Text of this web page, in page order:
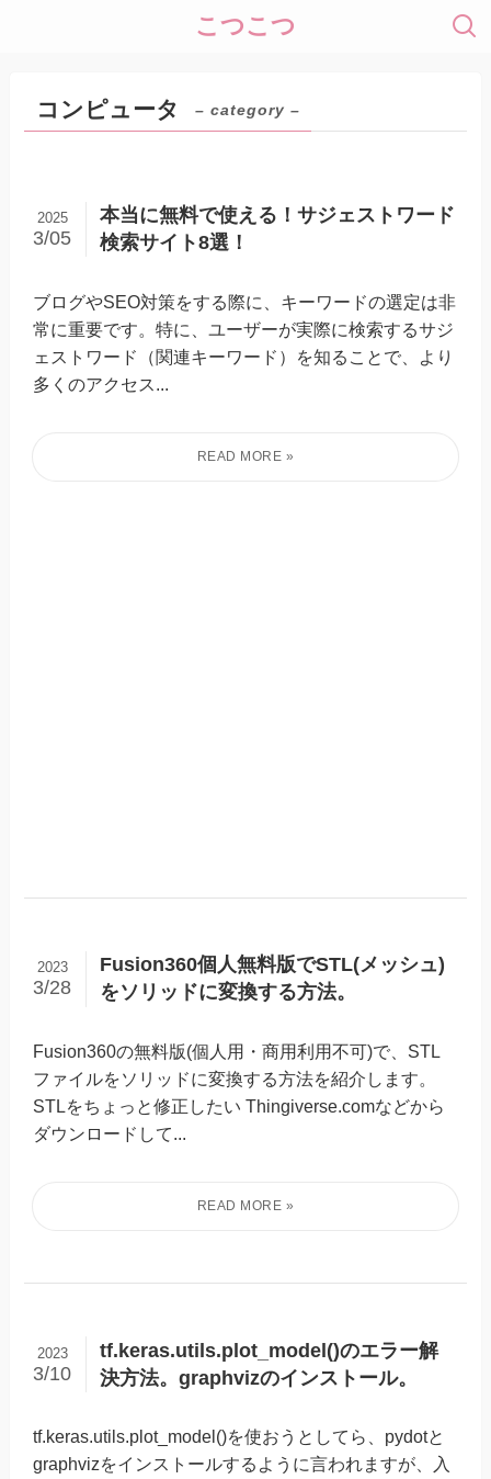
こつこつ
コンピュータ – category –
本当に無料で使える！サジェストワード
検索サイト8選！
2025
3/05
ブログやSEO対策をする際に、キーワードの選定は非
常に重要です。特に、ユーザーが実際に検索するサジ
ェストワード（関連キーワード）を知ることで、より
多くのアクセス...
Fusion360個人無料版でSTL(メッシュ)
をソリッドに変換する方法。
2023
3/28
Fusion360の無料版(個人用・商用利用不可)で、STL
ファイルをソリッドに変換する方法を紹介します。
STLをちょっと修正したい Thingiverse.comなどから
ダウンロードして...
tf.keras.utils.plot_model()のエラー解
決方法。graphvizのインストール。
2023
3/10
tf.keras.utils.plot_model()を使おうとしてら、pydotと
graphvizをインストールするように言われますが、入